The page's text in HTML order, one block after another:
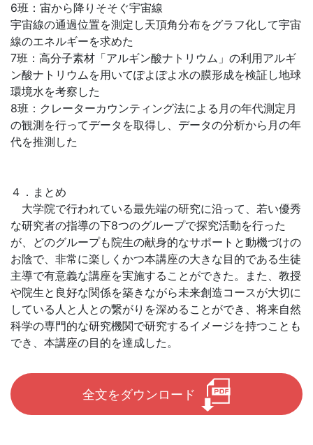
6班：宙から降りそそぐ宇宙線
宇宙線の通過位置を測定し天頂角分布をグラフ化して宇宙
線のエネルギーを求めた
7班：高分子素材「アルギン酸ナトリウム」の利用アルギ
ン酸ナトリウムを用いてぽよぽよ水の膜形成を検証し地球
環境水を考察した
8班：クレーターカウンティング法による月の年代測定月
の観測を行ってデータを取得し、データの分析から月の年
代を推測した
４．まとめ
大学院で行われている最先端の研究に沿って、若い優秀
な研究者の指導の下8つのグループで探究活動を行った
が、どのグループも院生の献身的なサポートと動機づけの
お陰で、非常に楽しくかつ本講座の大きな目的である生徒
主導で有意義な講座を実施することができた。また、教授
や院生と良好な関係を築きながら未来創造コースが大切に
している人と人との繋がりを深めることができ、将来自然
科学の専門的な研究機関で研究するイメージを持つことも
でき、本講座の目的を達成した。
全文をダウンロード